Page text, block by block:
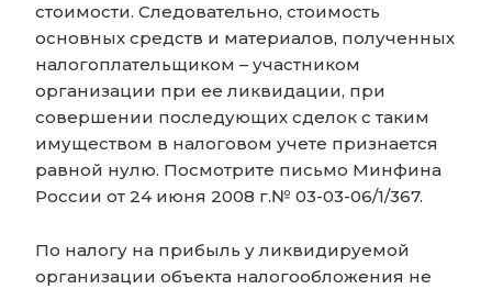
стоимости. Следовательно, стоимость
основных средств и материалов, полученных
налогоплательщиком – участником
организации при ее ликвидации, при
совершении последующих сделок с таким
имуществом в налоговом учете признается
равной нулю. Посмотрите письмо Минфина
России от 24 июня 2008 г.№ 03-03-06/1/367.
По налогу на прибыль у ликвидируемой
организации объекта налогообложения не